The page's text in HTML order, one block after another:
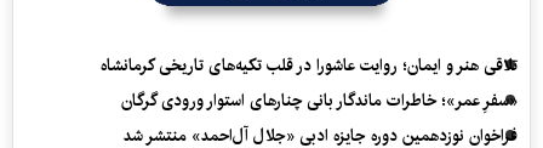
تلاقی هنر و ایمان؛ روایت عاشورا در قلب تکیه‌های تاریخی کرمانشاه
«سفرِ عمر»؛ خاطرات ماندگار بانی چنارهای استوار ورودی گرگان
فراخوان نوزدهمین دوره جایزه ادبی «جلال آل‌احمد» منتشر شد